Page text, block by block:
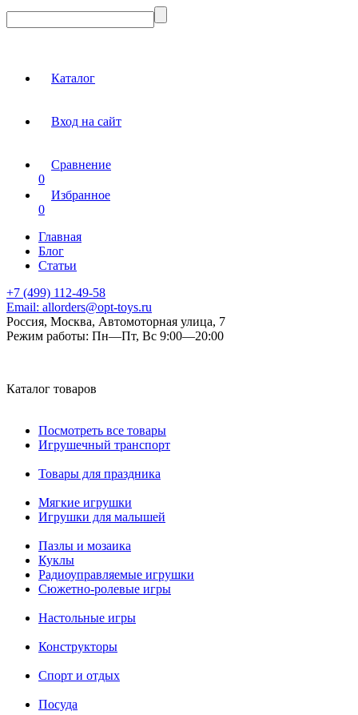
Каталог
Вход на сайт
Сравнение
0
Избранное
0
Главная
Блог
Статьи
+7 (499) 112-49-58
Email: allorders@opt-toys.ru
Россия, Москва, Автомоторная улица, 7
Режим работы: Пн—Пт, Вс 9:00—20:00
Каталог товаров
Посмотреть все товары
Игрушечный транспорт
Товары для праздника
Мягкие игрушки
Игрушки для малышей
Пазлы и мозаика
Куклы
Радиоуправляемые игрушки
Сюжетно-ролевые игры
Настольные игры
Конструкторы
Спорт и отдых
Посуда